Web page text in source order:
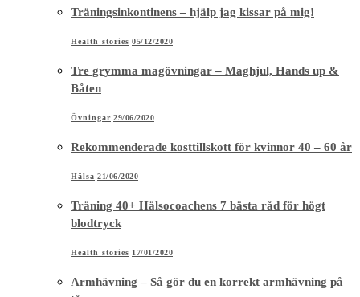
Träningsinkontinens – hjälp jag kissar på mig!
Health stories 05/12/2020
Tre grymma magövningar – Maghjul, Hands up &
Båten
Övningar 29/06/2020
Rekommenderade kosttillskott för kvinnor 40 – 60 år
Hälsa 21/06/2020
Träning 40+ Hälsocoachens 7 bästa råd för högt
blodtryck
Health stories 17/01/2020
Armhävning – Så gör du en korrekt armhävning på